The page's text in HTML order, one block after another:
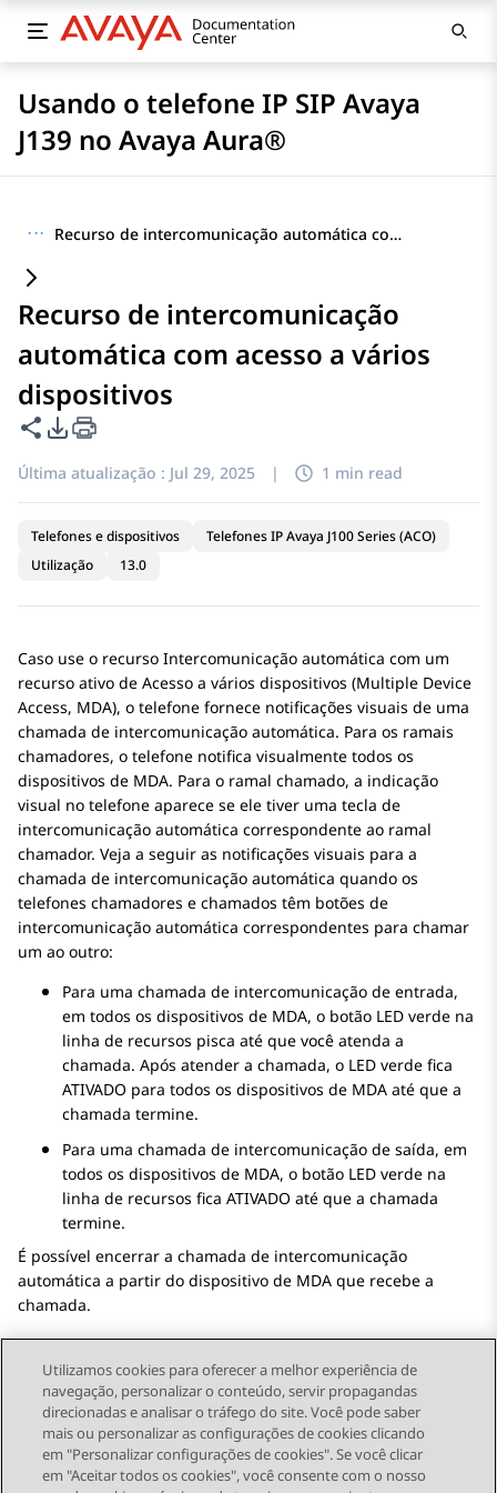
Usando o telefone IP SIP Avaya
J139 no Avaya Aura®
··· Recurso de intercomunicação automática com acesso a vários dispositivos
Recurso de intercomunicação
automática com acesso a vários
dispositivos
Compartilhar esta página
Opções de exportação de PDF
Última atualização : Jul 29, 2025 | 1 min read
Telefones e dispositivos
Telefones IP Avaya J100 Series (ACO)
Utilização
13.0
Caso use o recurso Intercomunicação automática com um
recurso ativo de Acesso a vários dispositivos (Multiple Device
Access, MDA), o telefone fornece notificações visuais de uma
chamada de intercomunicação automática. Para os ramais
chamadores, o telefone notifica visualmente todos os
dispositivos de MDA. Para o ramal chamado, a indicação
visual no telefone aparece se ele tiver uma tecla de
intercomunicação automática correspondente ao ramal
chamador. Veja a seguir as notificações visuais para a
chamada de intercomunicação automática quando os
telefones chamadores e chamados têm botões de
intercomunicação automática correspondentes para chamar
um ao outro:
Para uma chamada de intercomunicação de entrada,
em todos os dispositivos de MDA, o botão LED verde na
linha de recursos pisca até que você atenda a
chamada. Após atender a chamada, o LED verde fica
ATIVADO para todos os dispositivos de MDA até que a
chamada termine.
Para uma chamada de intercomunicação de saída, em
todos os dispositivos de MDA, o botão LED verde na
linha de recursos fica ATIVADO até que a chamada
termine.
É possível encerrar a chamada de intercomunicação
automática a partir do dispositivo de MDA que recebe a
chamada.
Send Feedback
Utilizamos cookies para oferecer a melhor experiência de
navegação, personalizar o conteúdo, servir propagandas
direcionadas e analisar o tráfego do site. Você pode saber
mais ou personalizar as configurações de cookies clicando
em "Personalizar configurações de cookies". Se você clicar
em "Aceitar todos os cookies", você consente com o nosso